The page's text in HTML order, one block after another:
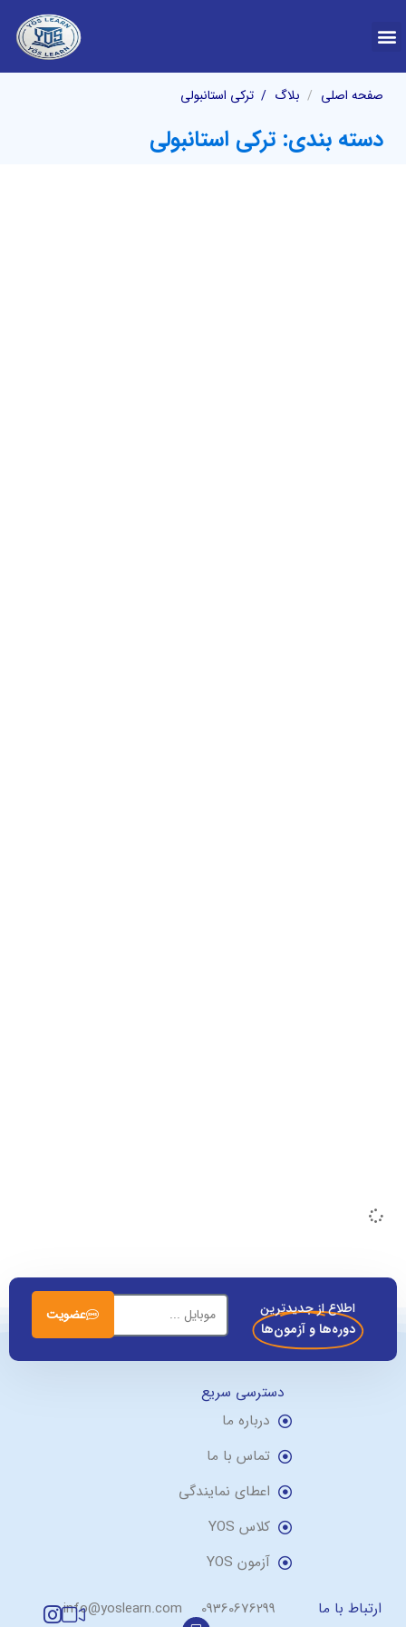
صفحه اصلی بلاگ ترکی استانبولی
دسته بندی: ترکی استانبولی
اطلاع از جدیدترین
دوره‌ها و آزمون‌ها
عضویت
دسترسی سریع
درباره ما
تماس با ما
اعطای نمایندگی
کلاس YOS
آزمون YOS
ارتباط با ما 09360676299
info@yoslearn.com